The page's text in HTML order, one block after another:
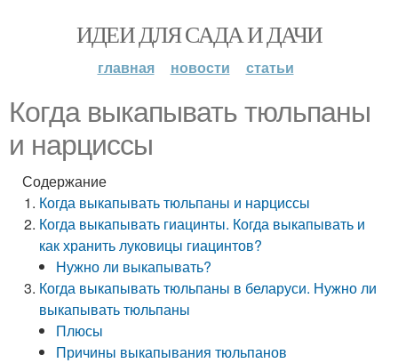
ИДЕИ ДЛЯ САДА И ДАЧИ
главная новости статьи
Когда выкапывать тюльпаны
и нарциссы
Содержание
Когда выкапывать тюльпаны и нарциссы
Когда выкапывать гиацинты. Когда выкапывать и
как хранить луковицы гиацинтов?
Нужно ли выкапывать?
Когда выкапывать тюльпаны в беларуси. Нужно ли
выкапывать тюльпаны
Плюсы
Причины выкапывания тюльпанов